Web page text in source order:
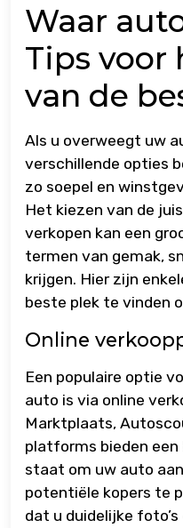
Waar
Tips voor
van de
Als u overweegt uw
verschillende opties
zo soepel en
Het kiezen van de
verkopen kan een
termen van gemak,
krijgen. Hier zijn
beste plek te vinden
Online
Een populaire optie
auto is via online
Marktplaats,
platforms bieden een
staat om uw auto
potentiële kopers te
dat u duidelijke